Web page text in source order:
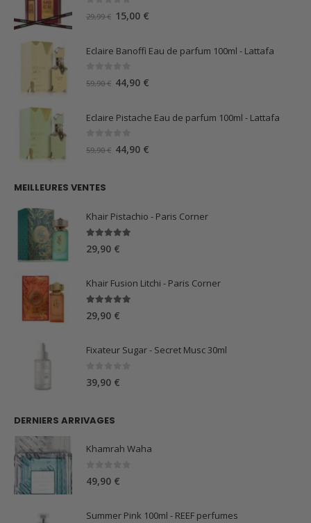
29,99€ Le
15,00 €
actuel
Eclaire Banoffi Eau de parfum 100ml - Lattafa
sur 5
59,90€ Le
44,90 €
Eclaire Pistache Eau de parfum 100ml - Lattafa
sur 5
59,90€ Le
44,90 €
MEILLEURES VENTES
Khair Pistachio - Paris Corner
29,90 €
Khair Fusion Litchi - Paris Corner
29,90 €
Fixateur Sugar - Secret Musc 30ml
39,90 €
DERNIERS ARRIVAGES
Khamrah Waha
49,90 €
Summer Pink 100ml - REEF perfumes